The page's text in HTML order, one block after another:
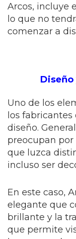
Arcos, incluye
lo que no
comenzar a
Uno de los
los
diseño.
preocupan por
que luzca
incluso ser
En este caso,
elegante que
brillante y la
que permite